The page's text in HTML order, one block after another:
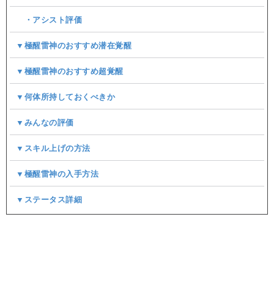
・アシスト評価
▼極醒雷神のおすすめ潜在覚醒
▼極醒雷神のおすすめ超覚醒
▼何体所持しておくべきか
▼みんなの評価
▼スキル上げの方法
▼極醒雷神の入手方法
▼ステータス詳細